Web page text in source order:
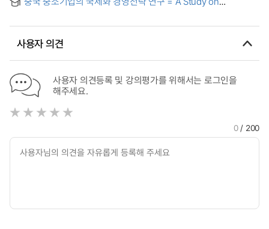
진입방식 선택에 미치는 영향
Medium Sized Enterprises
사용자 의견
사용자 의견등록 및 강의평가를 위해서는 로그인을
해주세요.
0/ 200